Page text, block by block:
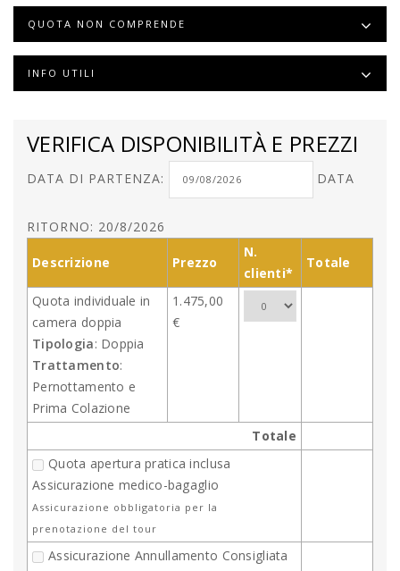
QUOTA NON COMPRENDE
INFO UTILI
VERIFICA DISPONIBILITÀ E PREZZI
DATA DI PARTENZA: DATA
RITORNO: 20/8/2026
Descrizione Prezzo
N.
clienti*
Totale
Quota individuale in
camera doppia
Tipologia: Doppia
Trattamento:
Pernottamento e
Prima Colazione
1.475,00
€
Totale
Quota apertura pratica inclusa
Assicurazione medico-bagaglio
Assicurazione obbligatoria per la
prenotazione del tour
Assicurazione Annullamento Consigliata